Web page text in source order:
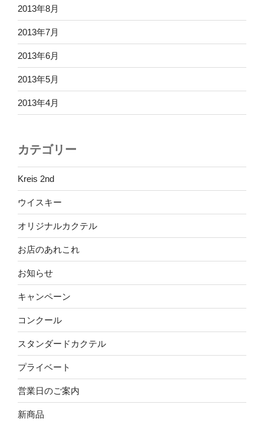
2013年8月
2013年7月
2013年6月
2013年5月
2013年4月
カテゴリー
Kreis 2nd
ウイスキー
オリジナルカクテル
お店のあれこれ
お知らせ
キャンペーン
コンクール
スタンダードカクテル
プライベート
営業日のご案内
新商品